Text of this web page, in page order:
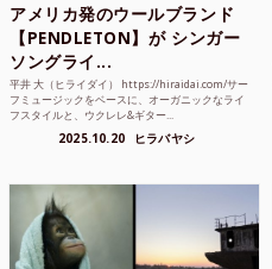
アメリカ発のウールブランド
【PENDLETON】が シンガー
ソングライ...
平井 大（ヒライダイ） https://hiraidai.com/サー
フミュージックをベースに、オーガニックなライ
フスタイルと、ウクレレ&ギター...
2025.10.20 ヒラバヤシ